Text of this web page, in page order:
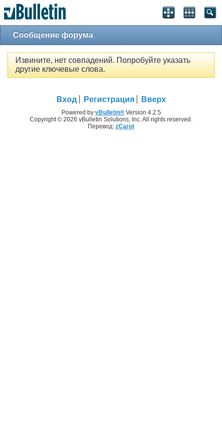
Сообщение форума
Извините, нет совпадений. Попробуйте указать
другие ключевые слова.
Вход Регистрация Вверх
Powered by vBulletin®Version 4.2.5
Copyright © 2026 vBulletin Solutions, Inc. All rights reserved.
Перевод: zCarot